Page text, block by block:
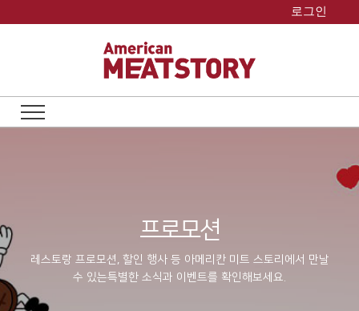
로그인
프로모션
레스토랑 프로모션, 할인 행사 등 아메리칸 미트 스토리에서 만날
수 있는특별한 소식과 이벤트를 확인해보세요.